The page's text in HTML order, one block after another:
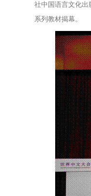
社中国语言文化出
系列教材揭幕。